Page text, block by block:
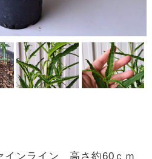
インライン 高さ約60ｃｍ